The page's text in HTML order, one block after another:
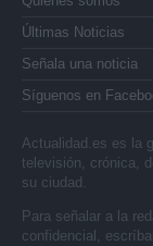
Últimas Noticias
Señala una noticia
Síguenos en
Actualidad.es es la
televisión, crónica,
su ciudad.
Para señalar a la
confidencial,